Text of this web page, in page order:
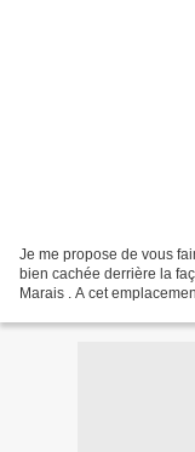
Je me propose de vous
bien cachée derrière la
Marais . A cet